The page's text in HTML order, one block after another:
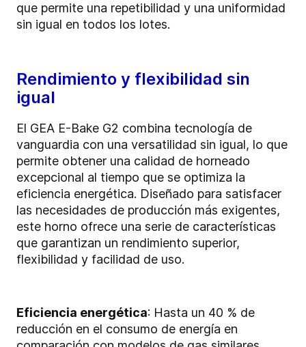
que permite una repetibilidad y una uniformidad
sin igual en todos los lotes.
Rendimiento y flexibilidad sin
igual
El GEA E-Bake G2 combina tecnología de
vanguardia con una versatilidad sin igual, lo que
permite obtener una calidad de horneado
excepcional al tiempo que se optimiza la
eficiencia energética. Diseñado para satisfacer
las necesidades de producción más exigentes,
este horno ofrece una serie de características
que garantizan un rendimiento superior,
flexibilidad y facilidad de uso.
Eficiencia energética: Hasta un 40 % de
reducción en el consumo de energía en